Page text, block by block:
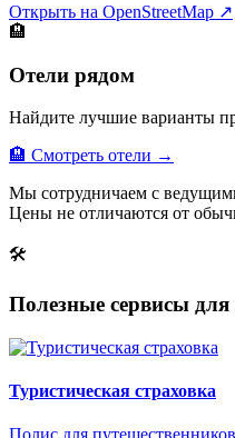
Открыть на OpenStreetMap ↗
🏨
Отели рядом
Найдите лучшие варианты
🏨 Смотреть отели →
Мы сотрудничаем с
Цены не отличаются от
🛠
Полезные сервисы для
Туристическая страховка